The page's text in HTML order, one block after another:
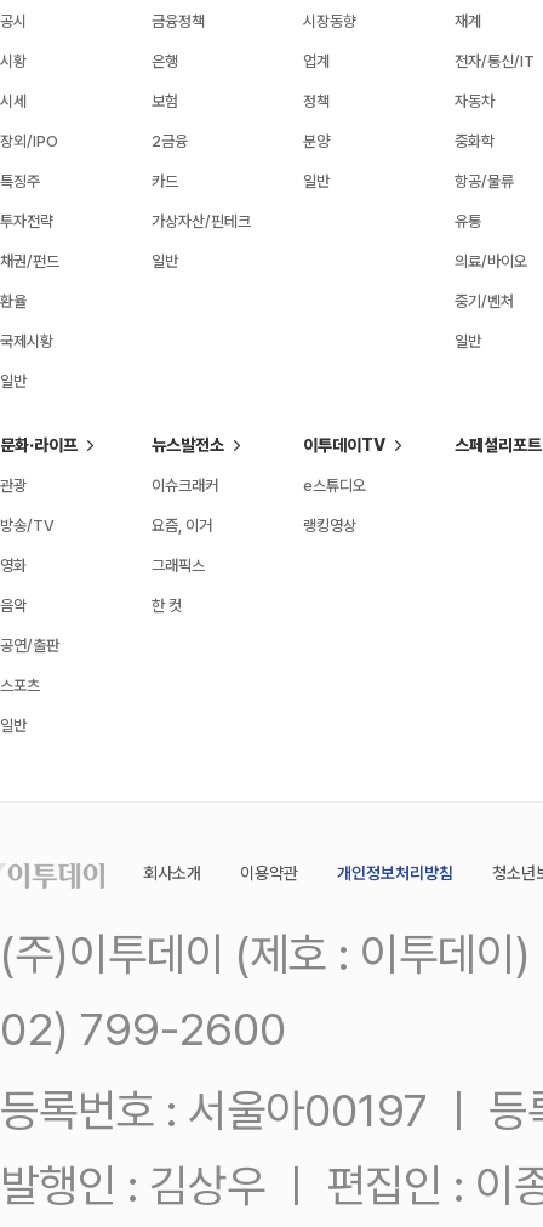
공시
시황
시세
장외/IPO
특징주
투자전략
채권/펀드
환율
국제시황
일반
금융정책
은행
보험
2금융
카드
가상자산/핀테크
일반
시장동향
업계
정책
분양
일반
재계
전자/통신/IT
자동차
중화학
항공/물류
유통
의료/바이오
중기/벤처
일반
문화·라이프
관광
방송/TV
영화
음악
공연/출판
스포츠
일반
뉴스발전소
이슈크래커
요즘, 이거
그래픽스
한 컷
이투데이TV
e스튜디오
랭킹영상
스페셜리포트
회사소개 이용약관 개인정보처리방침 청소년
(주)이투데이 (제호 : 이투데
02) 799-2600
등록번호 : 서울아00197 ㅣ
발행인 : 김상우 ㅣ 편집인 : 이